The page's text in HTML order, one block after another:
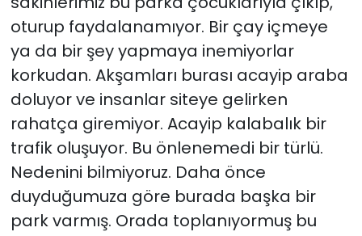
oturup faydalanamıyor. Bir çay içmeye
ya da bir şey yapmaya inemiyorlar
korkudan. Akşamları burası acayip araba
doluyor ve insanlar siteye gelirken
rahatça giremiyor. Acayip kalabalık bir
trafik oluşuyor. Bu önlenemedi bir türlü.
Nedenini bilmiyoruz. Daha önce
duyduğumuza göre burada başka bir
park varmış. Orada toplanıyormuş bu